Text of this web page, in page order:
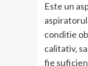
Este un
conditie
calitativ,
fie